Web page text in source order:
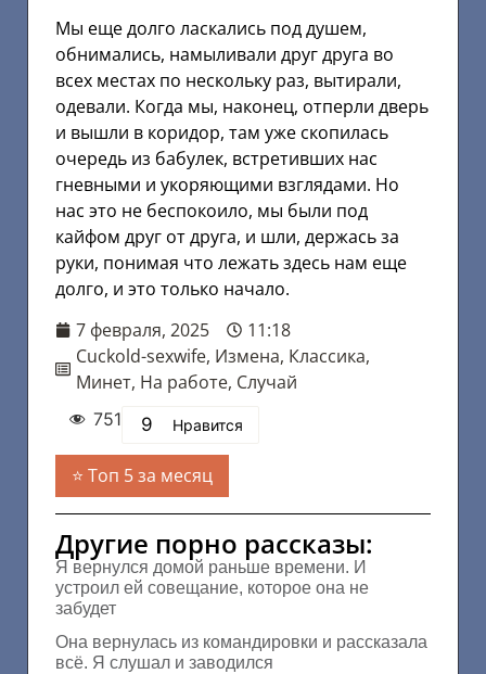
Мы еще долго ласкались под душем,
обнимались, намыливали друг друга во
всех местах по нескольку раз, вытирали,
одевали. Когда мы, наконец, отперли дверь
и вышли в коридор, там уже скопилась
очередь из бабулек, встретивших нас
гневными и укоряющими взглядами. Но
нас это не беспокоило, мы были под
кайфом друг от друга, и шли, держась за
руки, понимая что лежать здесь нам еще
долго, и это только начало.
7 февраля, 2025
11:18
Cuckold-sexwife, Измена, Классика,
Минет, На работе, Случай
751 9 Нравится
Топ 5 за месяц
Другие порно рассказы:
Я вернулся домой раньше времени. И
устроил ей совещание, которое она не
забудет
Она вернулась из командировки и рассказала
всё. Я слушал и заводился